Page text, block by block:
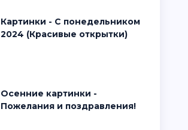
Картинки - С понедельником
2024 (Красивые открытки)
Осенние картинки -
Пожелания и поздравления!